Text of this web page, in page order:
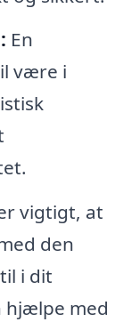
En
være i
vigtigt, at
den
i dit
hjælpe med